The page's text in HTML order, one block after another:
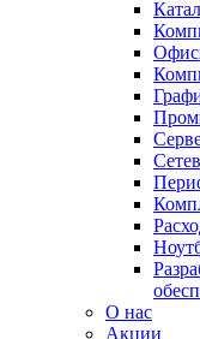
О нас
Акции